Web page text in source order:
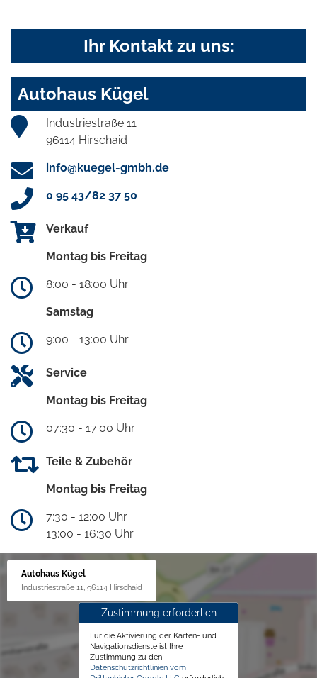
Ihr Kontakt zu uns:
Autohaus Kügel
Industriestraße 11
96114 Hirschaid
info@kuegel-gmbh.de
0 95 43/82 37 50
Verkauf
Montag bis Freitag
8:00 - 18:00 Uhr
Samstag
9:00 - 13:00 Uhr
Service
Montag bis Freitag
07:30 - 17:00 Uhr
Teile & Zubehör
Montag bis Freitag
7:30 - 12:00 Uhr
13:00 - 16:30 Uhr
Autohaus Kügel
Industriestraße 11, 96114 Hirschaid
Zustimmung erforderlich
Für die Aktivierung der Karten- und
Navigationsdienste ist Ihre
Zustimmung zu den
Datenschutzrichtlinien vom